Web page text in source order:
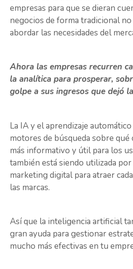
empresas para que se dieran
negocios de forma tradicional
abordar las necesidades del
Ahora las empresas recurren
la analítica para prosperar,
golpe a sus ingresos que dejó
La IA y el aprendizaje
motores de búsqueda sobre
más informativo y útil para los
también está siendo utilizada
marketing digital para atraer
las marcas.
Así que la inteligencia artificial
gran ayuda para gestionar
mucho más efectivas en tu